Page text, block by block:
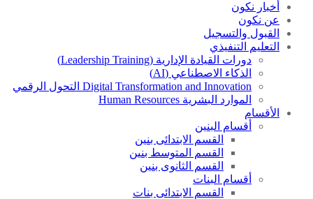
أخبار نكون
عن نكون
القبول والتسجيل
التعليم التنفيذي
دورات القيادة الإدارية (Leadership Training)
الذكاء الاصطناعي (AI)
Digital Transformation and Innovation التحول الرقمي
الموارد البشرية Human Resources
الأقسام
أقسام البنين
القسم الابتدائى بنين
القسم المتوسط بنين
القسم الثانوى بنين
أقسام البنات
القسم الابتدائى بنات